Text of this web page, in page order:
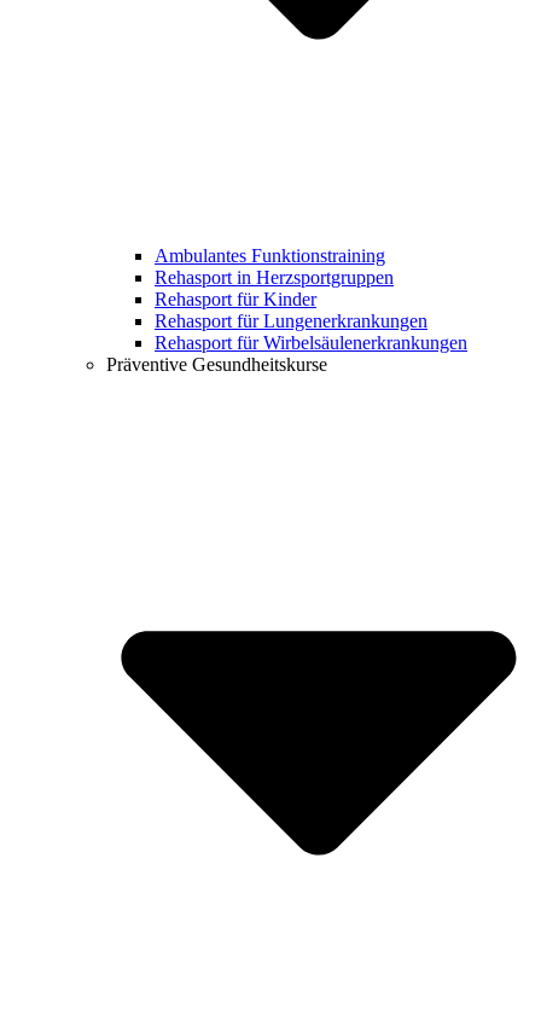
Ambulantes Funktionstraining
Rehasport in Herzsportgruppen
Rehasport für Kinder
Rehasport für Lungenerkrankungen
Rehasport für Wirbelsäulenerkrankungen
Präventive Gesundheitskurse